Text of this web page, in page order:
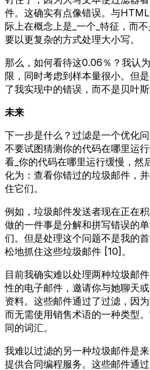
件。这确实有点像错误。与
际上在概念上是_一个_特征，而
要以更复杂的方式处理大小写。
那么，如何看待这0.06％？我认
限，同时考虑到样本量很小。但
了我实现中的错误，而不是贝叶
未来
下一步是什么？过滤是一个优化
不要试图猜测你的代码在哪里运
看_你的代码在哪里运行缓慢，然
化为：查看你错过的垃圾邮件，
住它们。
例如，垃圾邮件发送者现在正在
做的一件事是分解和拼写错误的
们。但是处理这个问题不是我的
松地抓住这些垃圾邮件 [10]。
目前我确实难以处理两种垃圾邮
性的电子邮件，邀请你与她聊天
资料。这些邮件通过了过滤，因
而无需使用销售术语的一种类型
同的词汇。
我难以过滤的另一种垃圾邮件是
提供合同编程服务。这些邮件通